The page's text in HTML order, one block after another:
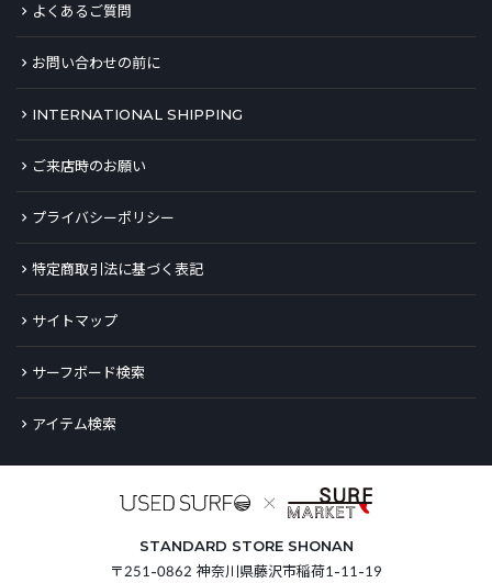
よくあるご質問
お問い合わせの前に
INTERNATIONAL SHIPPING
ご来店時のお願い
プライバシーポリシー
特定商取引法に基づく表記
サイトマップ
サーフボード検索
アイテム検索
STANDARD STORE SHONAN
〒251-0862 神奈川県藤沢市稲荷1-11-19